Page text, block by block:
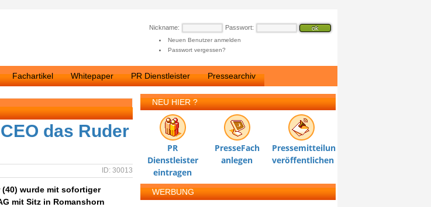
Nickname: Passwort:
Neuen Benutzer anmelden
Passwort vergessen?
Fachartikel Whitepaper PR Dienstleister Pressearchiv
das Ruder
ID: 30013
(40) wurde mit sofortiger
mit Sitz in Romanshorn
NEU HIER ?
PR
Dienstleister
eintragen
PresseFach
anlegen
Pressemitteilung
veröffentlichen
WERBUNG